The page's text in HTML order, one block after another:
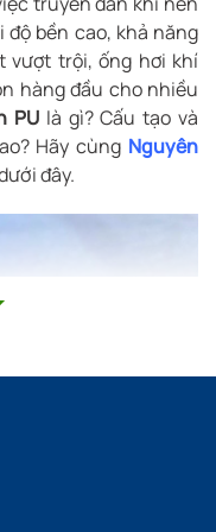
bền cao, khả năng
vượt trội, ống hơi khí
hàng đầu cho nhiều
PUlà gì? Cấu tạo và
Hãy cùng Nguyên
đây.